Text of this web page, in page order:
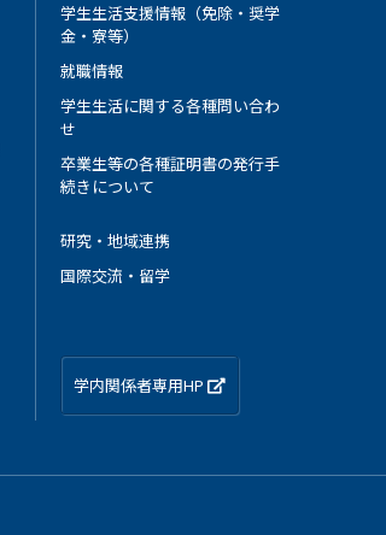
学生生活支援情報（免除・奨学
金・寮等）
就職情報
学生生活に関する各種問い合わ
せ
卒業生等の各種証明書の発行手
続きについて
研究・地域連携
国際交流・留学
学内関係者専用HP